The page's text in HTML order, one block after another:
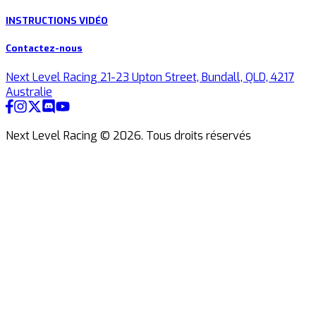
INSTRUCTIONS VIDÉO
Contactez-nous
Next Level Racing 21-23 Upton Street, Bundall, QLD, 4217
Australie
Next Level Racing © 2026. Tous droits réservés